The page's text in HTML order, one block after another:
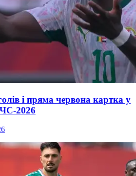
і пряма червона картка у
ЧС-2026